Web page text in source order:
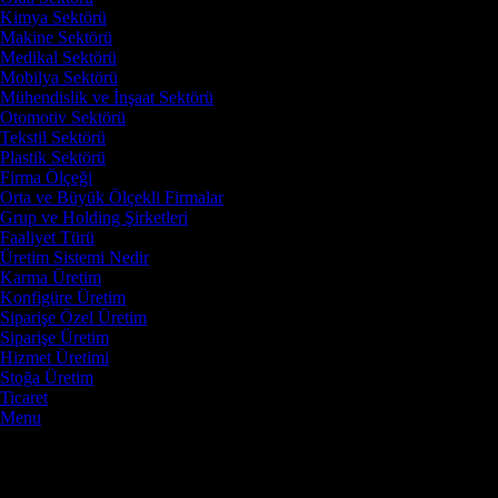
Kimya Sektörü
Makine Sektörü
Medikal Sektörü
Mobilya Sektörü
Mühendislik ve İnşaat Sektörü
Otomotiv Sektörü
Tekstil Sektörü
Plastik Sektörü
Firma Ölçeği
Orta ve Büyük Ölçekli Firmalar
Grup ve Holding Şirketleri
Faaliyet Türü
Üretim Sistemi Nedir
Karma Üretim
Konfigüre Üretim
Siparişe Özel Üretim
Siparişe Üretim
Hizmet Üretimi
Stoğa Üretim
Ticaret
Menu